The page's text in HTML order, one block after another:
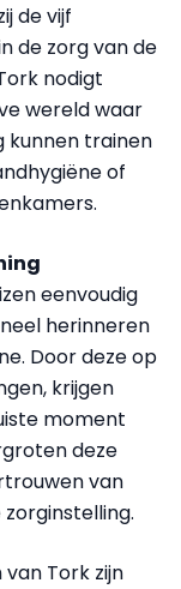
de vijf
de zorg van de
nodigt
wereld waar
kunnen trainen
of
eenvoudig
herinneren
Door deze op
krijgen
moment
deze
van
Tork zijn